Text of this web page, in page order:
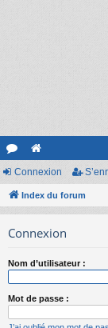
or
u
e
sit
Connexion
Index du forum
Connexion
Nom d’utilisateur :
Mot de passe :